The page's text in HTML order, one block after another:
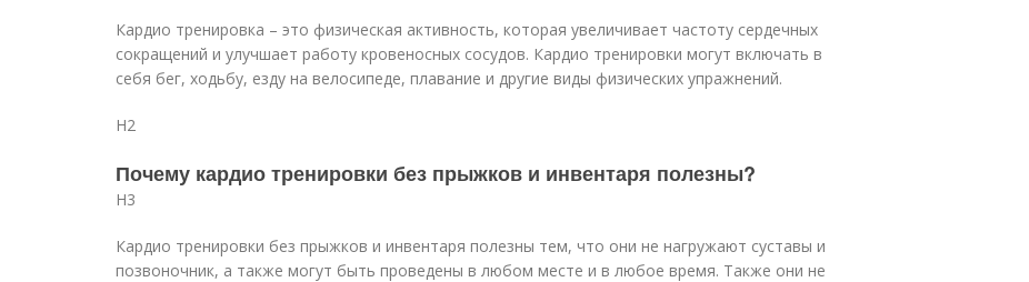
Кардио тренировка – это физическая активность, которая увеличивает частоту сердечных
сокращений и улучшает работу кровеносных сосудов. Кардио тренировки могут включать в
себя бег, ходьбу, езду на велосипеде, плавание и другие виды физических упражнений.
H2
Почему кардио тренировки без прыжков и инвентаря полезны?
H3
Кардио тренировки без прыжков и инвентаря полезны тем, что они не нагружают суставы и
позвоночник, а также могут быть проведены в любом месте и в любое время. Также они не